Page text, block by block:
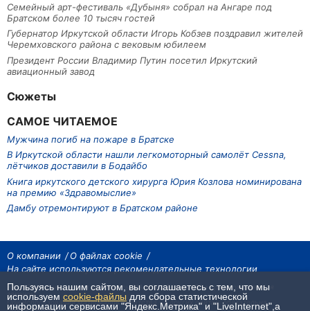
Семейный арт-фестиваль «Дубыня» собрал на Ангаре под
Братском более 10 тысяч гостей
Губернатор Иркутской области Игорь Кобзев поздравил жителей
Черемховского района с вековым юбилеем
Президент России Владимир Путин посетил Иркутский
авиационный завод
Сюжеты
САМОЕ ЧИТАЕМОЕ
Мужчина погиб на пожаре в Братске
В Иркутской области нашли легкомоторный самолёт Cessna,
лётчиков доставили в Бодайбо
Книга иркутского детского хирурга Юрия Козлова номинирована
на премию «Здравомыслие»
Дамбу отремонтируют в Братском районе
О компании
О файлах cookie
На сайте используются рекомендательные технологии
На сайте размещаются материалы ИА «Наш Север». Все права охраняются
законом.
При использовании материалов агентства на других сайтах, обязательна
гиперссылка.
Пользуясь нашим сайтом, вы соглашаетесь с тем, что мы
используем cookie-файлы для сбора статистической
информации сервисами "Яндекс.Метрика" и "LiveInternet",а